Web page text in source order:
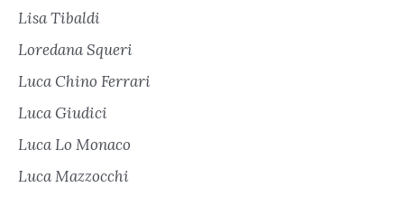
Lisa Tibaldi
Loredana Squeri
Luca Chino Ferrari
Luca Giudici
Luca Lo Monaco
Luca Mazzocchi